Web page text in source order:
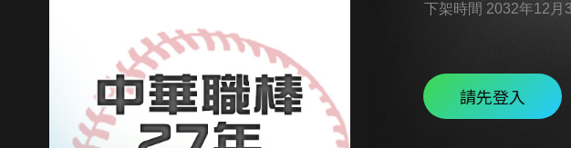
下架時間 2032年12月
請先登入